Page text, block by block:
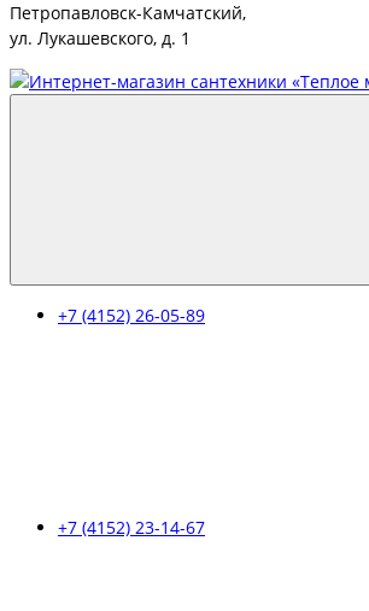
Петропавловск-Камчатский,
ул. Лукашевского, д. 1
+7 (4152) 26-05-89
+7 (4152) 23-14-67